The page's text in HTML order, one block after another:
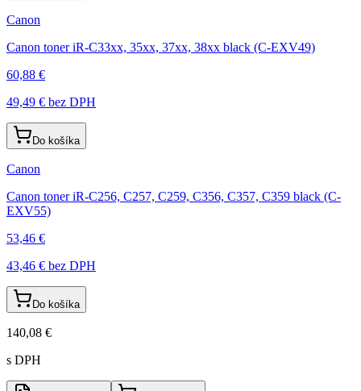
Canon
Canon toner iR-C33xx, 35xx, 37xx, 38xx black (C-EXV49)
60,88 €
49,49 € bez DPH
Do košíka
Canon
Canon toner iR-C256, C257, C259, C356, C357, C359 black (C-
EXV55)
53,46 €
43,46 € bez DPH
Do košíka
140,08 €
s DPH